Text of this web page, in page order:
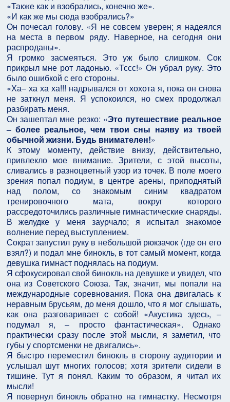
«Также как и взобрались, конечно же».
«И как же мы сюда взобрались?»
Он почесал голову. «Я не совсем уверен; я надеялся
на места в первом ряду. Наверное, на сегодня они
распроданы».
Я громко засмеяться. Это уж было слишком. Сок
прикрыл мне рот ладонью. «Тссс!» Он убрал руку. Это
было ошибкой с его стороны.
«Ха– ха ха ха!!! надрывался от хохота я, пока он снова
не заткнул меня. Я успокоился, но смех продолжал
разбирать меня.
Он зашептал мне резко: «Это путешествие реальное
– более реальное, чем твои сны наяву из твоей
обычной жизни. Будь внимателен!»
К этому моменту, действие внизу, действительно,
привлекло мое внимание. Зрители, с этой высоты,
сливались в разноцветный узор из точек. В поле моего
зрения попал подиум, в центре арены, приподнятый
над полом, со знакомым синим квадратом
тренировочного мата, вокруг которого
рассредоточились различные гимнастические снаряды.
В желудке у меня заурчало; я испытал знакомое
волнение перед выступлением.
Сократ запустил руку в небольшой рюкзачок (где он его
взял?) и подал мне бинокль, в тот самый момент, когда
девушка гимнаст поднялась на подиум.
Я сфокусировал свой бинокль на девушке и увидел, что
она из Советского Союза. Так, значит, мы попали на
международные соревнования. Пока она двигалась к
неравным брусьям, до меня дошло, что я мог слышать,
как она разговаривает с собой! «Акустика здесь, –
подумал я, – просто фантастическая». Однако
практически сразу после этой мысли, я заметил, что
губы у спортсменки не двигались».
Я быстро переместил бинокль в сторону аудитории и
услышал шут многих голосов; хотя зрители сидели в
тишине. Тут я понял. Каким то образом, я читал их
мысли!
Я повернул бинокль обратно на гимнастку. Несмотря